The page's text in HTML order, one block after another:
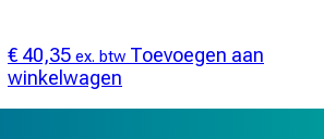
€ 40,35 ex. btw Toevoegen aan
winkelwagen